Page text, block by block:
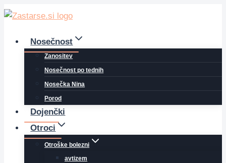
Skip
contentNosečnost
Zanositev
Nosečnost po tednih
Nosečka Nina
Porod
Dojenčki
Otroci
Otroške bolezni
avtizem